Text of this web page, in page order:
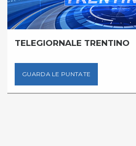
TELEGIORNALE TRENTINO
GUARDA LE PUNTATE